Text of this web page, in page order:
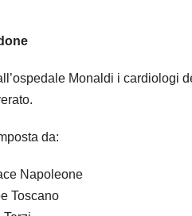
Monaldi i cardiologi
da:
Napoleone
Toscano